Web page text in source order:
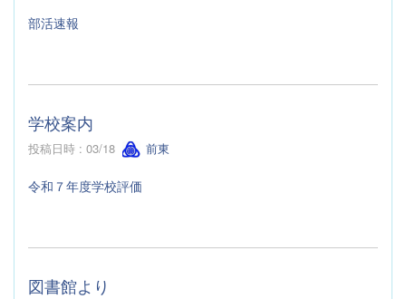
部活速報
学校案内
投稿日時 : 03/18 前東
令和７年度学校評価
図書館より